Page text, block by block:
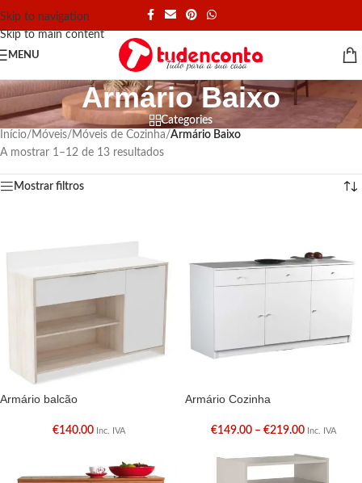
Skip to navigation
Skip to main content
MENU
Armário Baixo
Categories
Início/ Móveis/ Móveis de Cozinha/Armário Baixo
A mostrar 1–12 de 13 resultados
Mostrar filtros
Armário balcão
€140.00 Inc. IVA
Armário Cozinha
€149.00 – €219.00 Inc. IVA